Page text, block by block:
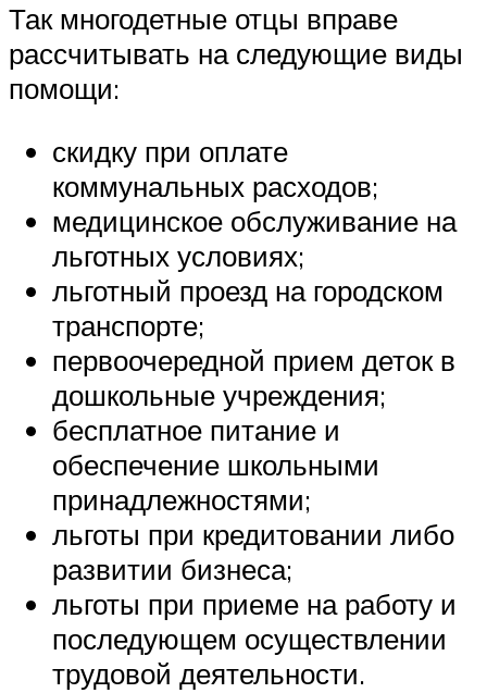
Так многодетные отцы вправе
рассчитывать на следующие виды
помощи:
скидку при оплате
коммунальных расходов;
медицинское обслуживание на
льготных условиях;
льготный проезд на городском
транспорте;
первоочередной прием деток в
дошкольные учреждения;
бесплатное питание и
обеспечение школьными
принадлежностями;
льготы при кредитовании либо
развитии бизнеса;
льготы при приеме на работу и
последующем осуществлении
трудовой деятельности.